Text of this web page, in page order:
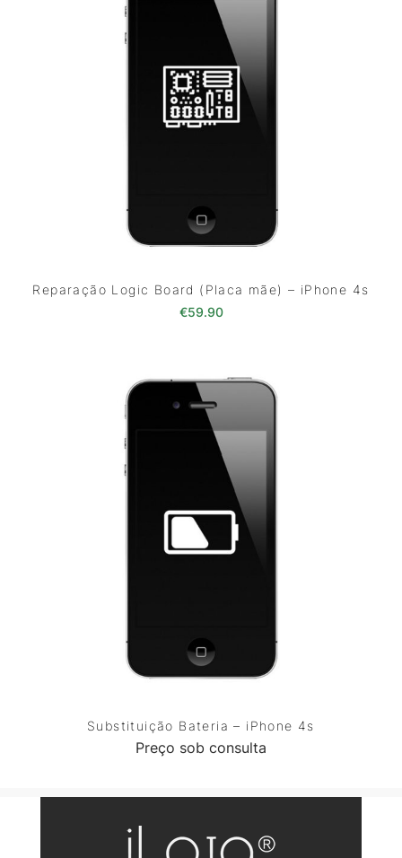
Reparação Logic Board (Placa mãe) – iPhone 4s
€59.90
Substituição Bateria – iPhone 4s
Preço sob consulta